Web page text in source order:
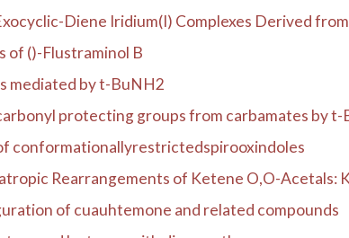
Diene Iridium(I) Complexes Derived
of ()-Flustraminol B
mediated by t-BuNH2
protecting groups from carbamates by t-
conformationallyrestrictedspirooxindoles
Rearrangements of Ketene O,O-Acetals:
of cuauhtemone and related compounds